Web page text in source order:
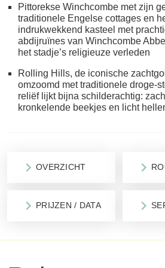
Pittorekse Winchcombe met zijn
traditionele Engelse cottages en
indrukwekkend kasteel met
abdijruïnes van Winchcombe
het stadje’s religieuze verleden
Rolling Hills, de iconische
omzoomd met traditionele droge-
reliëf lijkt bijna schilderachtig:
kronkelende beekjes en licht
OVERZICHT
PRIJZEN / DATA